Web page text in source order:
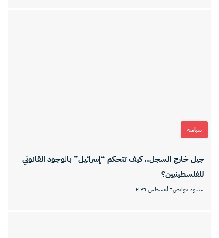
سياسة
جيل خارج السجل.. كيف تتحكم “إسرائيل” بالوجود القانوني
للفلسطينيين؟
سجود عوايص٦ أغسطس ٢٠٢٦